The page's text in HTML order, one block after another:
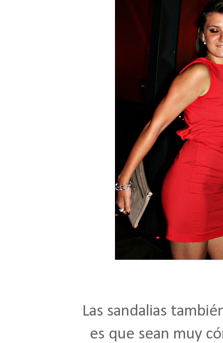
Las sandalias
es que sean muy